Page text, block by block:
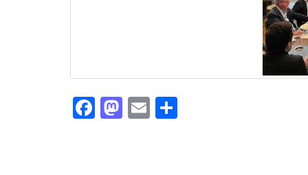
Facebook
Mastodon
Email